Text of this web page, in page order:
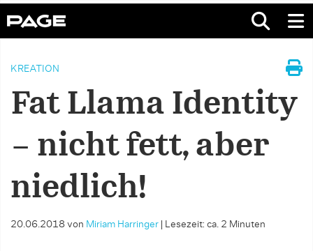
KREATION
Fat Llama Identity
– nicht fett, aber
niedlich!
20.06.2018 von Miriam Harringer Lesezeit: ca. 2 Minuten